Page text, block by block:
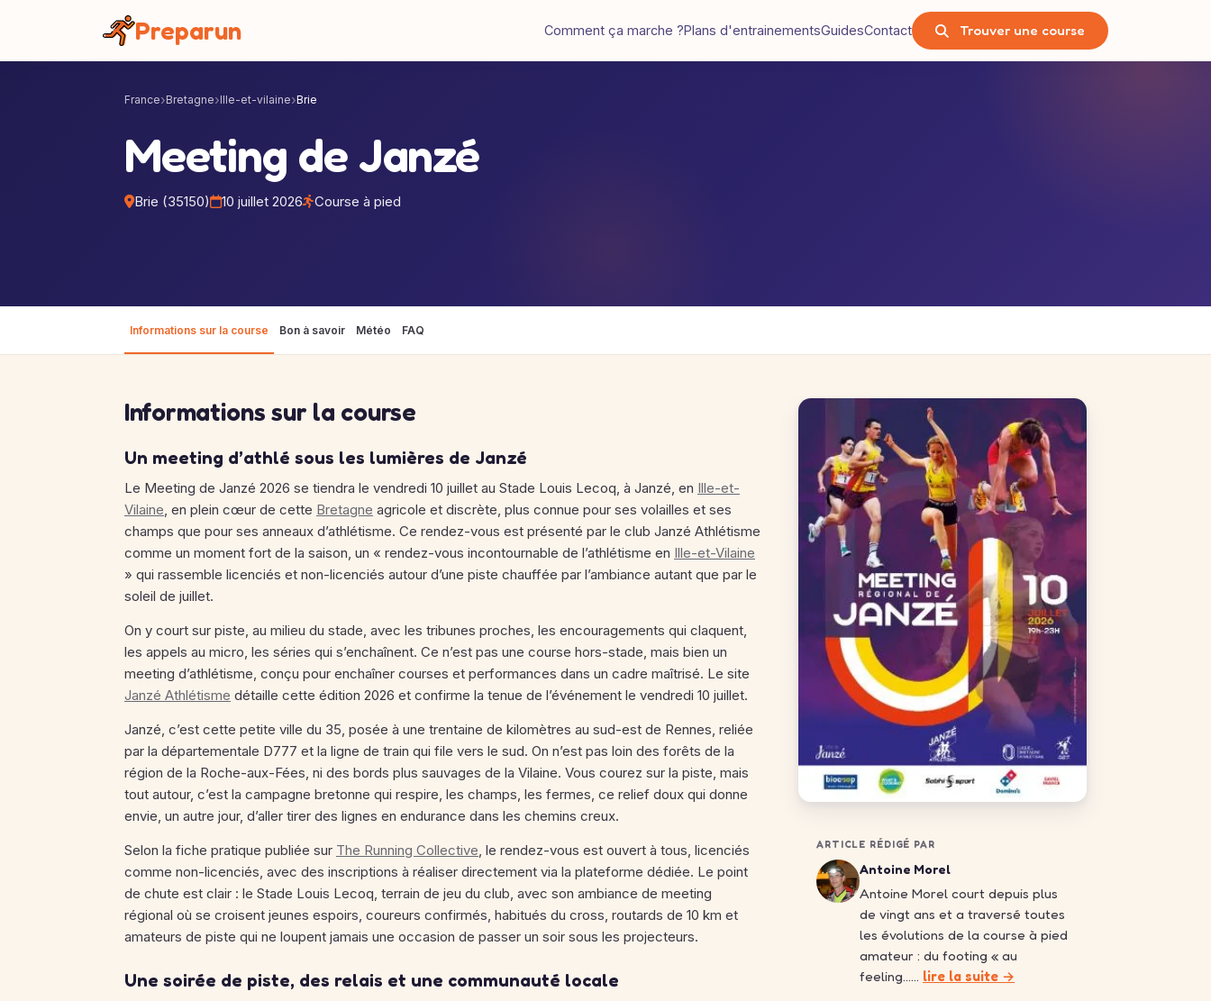
Preparun Comment ça marche ?Plans d'entrainementsGuidesContact Trouver une course
France Bretagne Ille-et-vilaine Brie
Meeting de Janzé
Brie (35150) 10 juillet 2026 Course à pied
Informations sur la course Bon à savoir Météo FAQ
Informations sur la course
Un meeting d’athlé sous les lumières de Janzé
Le Meeting de Janzé 2026 se tiendra le vendredi 10 juillet au Stade Louis Lecoq, à Janzé, en Ille-et-
Vilaine, en plein cœur de cette Bretagne agricole et discrète, plus connue pour ses volailles et ses
champs que pour ses anneaux d’athlétisme. Ce rendez-vous est présenté par le club Janzé Athlétisme
comme un moment fort de la saison, un « rendez-vous incontournable de l’athlétisme en Ille-et-Vilaine
» qui rassemble licenciés et non-licenciés autour d’une piste chauffée par l’ambiance autant que par le
soleil de juillet.
On y court sur piste, au milieu du stade, avec les tribunes proches, les encouragements qui claquent,
les appels au micro, les séries qui s’enchaînent. Ce n’est pas une course hors-stade, mais bien un
meeting d’athlétisme, conçu pour enchaîner courses et performances dans un cadre maîtrisé. Le site
Janzé Athlétisme détaille cette édition 2026 et confirme la tenue de l’événement le vendredi 10 juillet.
Janzé, c’est cette petite ville du 35, posée à une trentaine de kilomètres au sud-est de Rennes, reliée
par la départementale D777 et la ligne de train qui file vers le sud. On n’est pas loin des forêts de la
région de la Roche-aux-Fées, ni des bords plus sauvages de la Vilaine. Vous courez sur la piste, mais
tout autour, c’est la campagne bretonne qui respire, les champs, les fermes, ce relief doux qui donne
envie, un autre jour, d’aller tirer des lignes en endurance dans les chemins creux.
Selon la fiche pratique publiée sur The Running Collective, le rendez-vous est ouvert à tous, licenciés
comme non-licenciés, avec des inscriptions à réaliser directement via la plateforme dédiée. Le point
de chute est clair : le Stade Louis Lecoq, terrain de jeu du club, avec son ambiance de meeting
régional où se croisent jeunes espoirs, coureurs confirmés, habitués du cross, routards de 10 km et
amateurs de piste qui ne loupent jamais une occasion de passer un soir sous les projecteurs.
Une soirée de piste, des relais et une communauté locale
ARTICLE RÉDIGÉ PAR
Antoine Morel
Antoine Morel court depuis plus
de vingt ans et a traversé toutes
les évolutions de la course à pied
amateur : du footing « au
feeling…… lire la suite →